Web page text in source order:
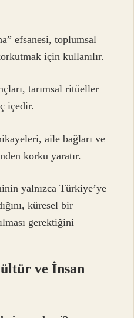
efsanesi, toplumsal
için kullanılır.
tarımsal ritüeller
içedir.
aile bağları ve
korku yaratır.
yalnızca Türkiye’ye
küresel bir
gerektiğini
ve İnsan